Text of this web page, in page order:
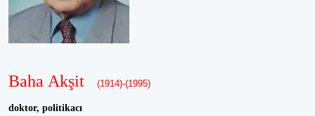
Baha Akşit (1914)-(1995)
doktor, politikacı